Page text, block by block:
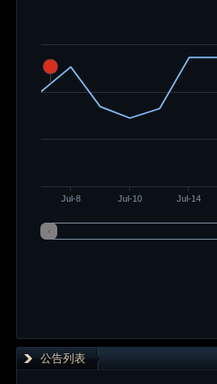
Jul-8 Jul-10 Jul-14
公告列表